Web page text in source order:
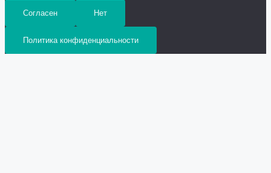
Согласен Нет
Политика конфиденциальности